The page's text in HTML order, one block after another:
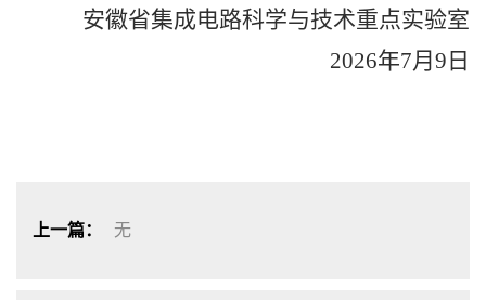
安徽省集成电路科学与技术重点实验室
2026年7月 9 日
上一篇： 无